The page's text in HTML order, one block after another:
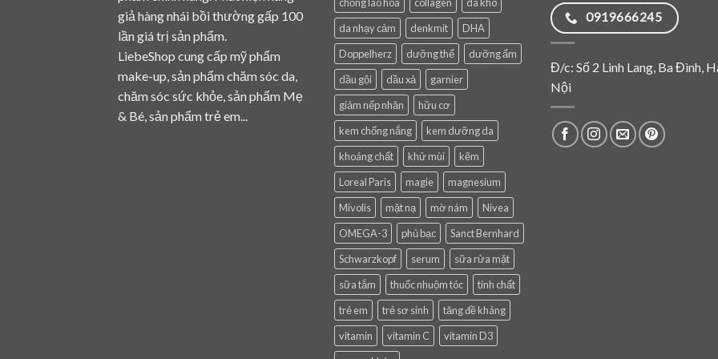
giả hàng nhái bồi thường gấp 100
lần giá trị sản phẩm.
LiebeShop cung cấp mỹ phẩm
make-up, sản phẩm chăm sóc da,
chăm sóc sức khỏe, sản phẩm Mẹ
& Bé, sản phẩm trẻ em...
chống lão hoá collagen
da khô
da nhạy cảm
denkmit
DHA
Doppelherz
dưỡng thể
dưỡng ẩm
dầu gội
dầu xả
garnier
giảm nếp nhăn
hữu cơ
kem chống nắng
kem dưỡng da
khoáng chất
khử mùi
kẽm
Loreal Paris
magie
magnesium
Mivolis
mặt nạ mờ nám
Nivea
OMEGA-3
phủ bạc
Sanct Bernhard
Schwarzkopf
serum
sữa rửa mặt
sữa tắm
thuốc nhuộm tóc
tinh chất
trẻ em
trẻ sơ sinh
tăng đề kháng
vitamin
vitamin C
vitamin D3
0919666245
Đ/c: Số 2 Linh Lang, Ba Đình,
Nội